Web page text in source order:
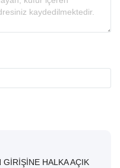
HALKA AÇIK